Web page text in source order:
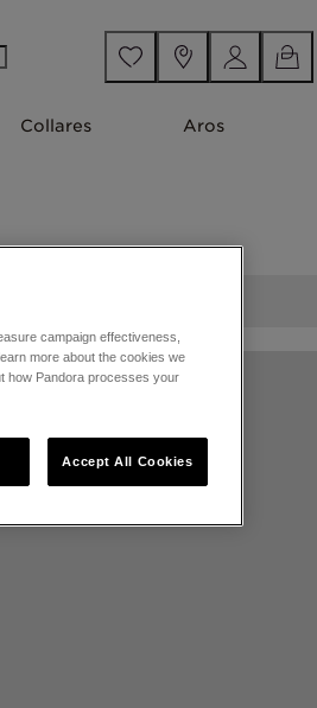
Collares Aros
campaign effectiveness,
more about the cookies we
how Pandora processes your
Accept All Cookies